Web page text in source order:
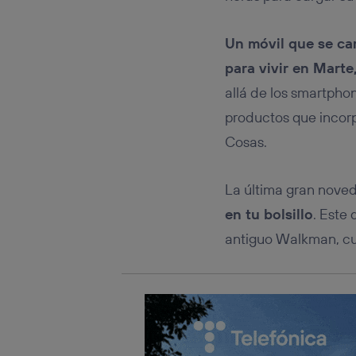
Un móvil que se
para vivir en
allá de los
productos que
Cosas.
La última gran
en tu bolsillo. Este
antiguo Walkman,
Si
Si